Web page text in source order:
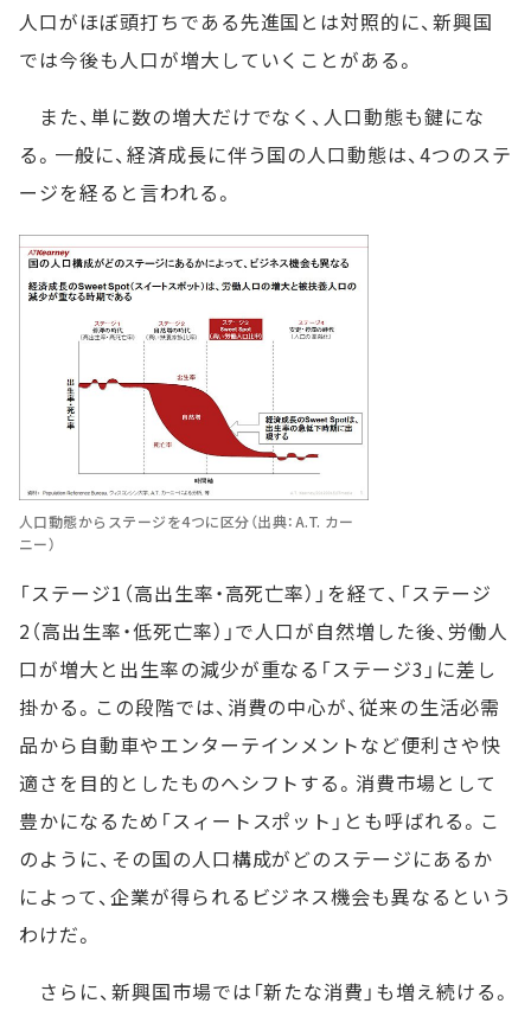
人口がほぼ頭打ちである先進国とは対照的に、新興国
では今後も人口が増大していくことがある。
また、単に数の増大だけでなく、人口動態も鍵にな
る。一般に、経済成長に伴う国の人口動態は、4つのステ
ージを経ると言われる。
人口動態からステージを4つに区分（出典：A.T. カー
ニー）
「ステージ1（高出生率・高死亡率）」を経て、「ステージ
2（高出生率・低死亡率）」で人口が自然増した後、労働人
口が増大と出生率の減少が重なる「ステージ3」に差し
掛かる。この段階では、消費の中心が、従来の生活必需
品から自動車やエンターテインメントなど便利さや快
適さを目的としたものへシフトする。消費市場として
豊かになるため「スィートスポット」とも呼ばれる。こ
のように、その国の人口構成がどのステージにあるか
によって、企業が得られるビジネス機会も異なるという
わけだ。
さらに、新興国市場では「新たな消費」も増え続ける。